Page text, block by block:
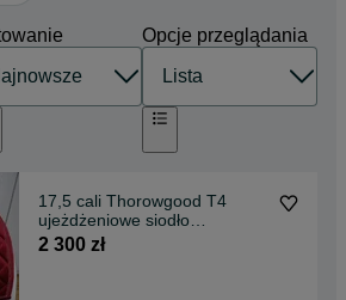
Opcje przeglądania
17,5 cali Thorowgood T4
ujeżdżeniowe siodło
wymienne łeki Id.549
2 300 zł